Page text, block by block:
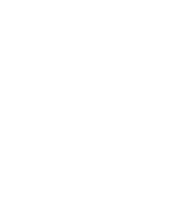
DB 2/4